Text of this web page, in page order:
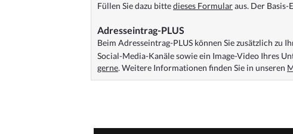
Füllen Sie dazu bittedieses Formularaus. Der
Adresseintrag-PLUS
Beim Adresseintrag-PLUS können Sie zusätzlich zu
Social-Media-Kanäle sowie ein Image-Video Ihres
gerne. Weitere Informationen finden Sie in unseren